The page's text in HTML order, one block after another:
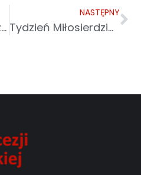
Wypożyczalnie sprzętu rehabilitacyjnego
NASTĘPNY
Tydzień Miłosierdzia – Caritas w parafii